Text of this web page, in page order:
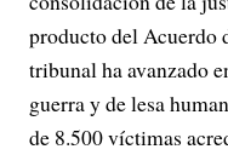
producto del Acuerdo
tribunal ha avanzado
guerra y de lesa
de 8.500 víctimas